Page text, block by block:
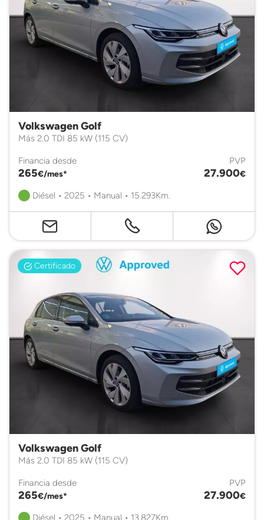
Volkswagen Golf
Más 2.0 TDI 85 kW (115 CV)
Financia desde
265€/mes*
PVP
27.900€
Diésel • 2025 • Manual • 15.293Km.
Certificado
Volkswagen Golf
Más 2.0 TDI 85 kW (115 CV)
Financia desde
265€/mes*
PVP
27.900€
Diésel • 2025 • Manual • 13.827Km.